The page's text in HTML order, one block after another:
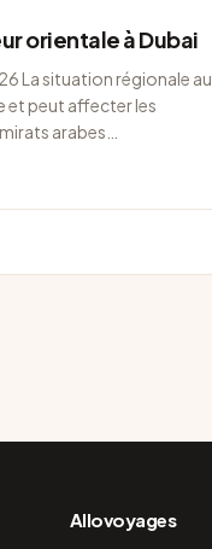
orientale à Dubai
La situation régionale au
et peut affecter les
arabes…
Allovoyages